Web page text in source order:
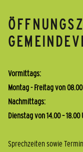
Vormittags:
Montag - Freitag von
Nachmittags:
Dienstag von 14.00 – 18.00
Sprechzeiten sowie